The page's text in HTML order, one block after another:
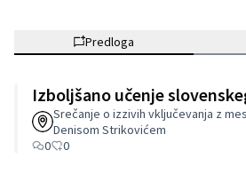
Predloga
Izboljšano učenje
Srečanje o izzivih vključevanja z
Denisom Strikovićem
0
0